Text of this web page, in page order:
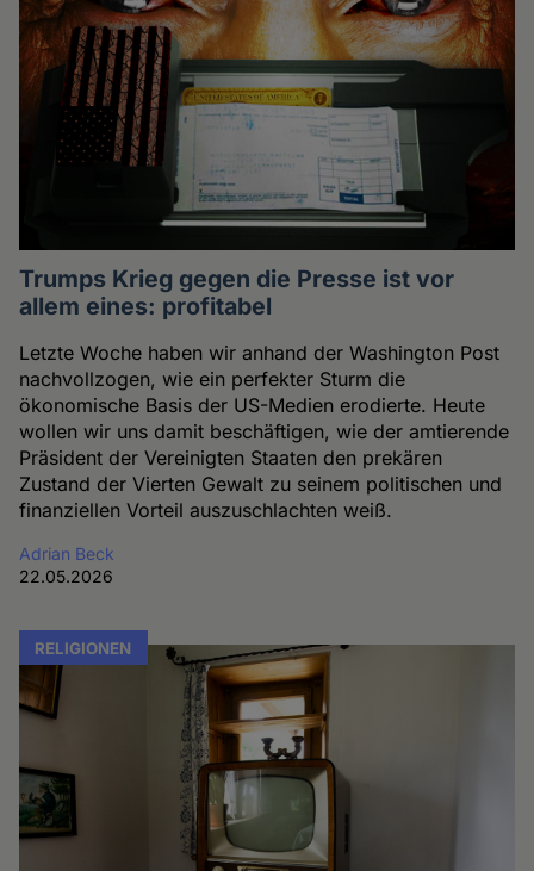
Trumps Krieg gegen die Presse ist vor
allem eines: profitabel
Letzte Woche haben wir anhand der Washington Post
nachvollzogen, wie ein perfekter Sturm die
ökonomische Basis der US-Medien erodierte. Heute
wollen wir uns damit beschäftigen, wie der amtierende
Präsident der Vereinigten Staaten den prekären
Zustand der Vierten Gewalt zu seinem politischen und
finanziellen Vorteil auszuschlachten weiß.
Adrian Beck
22.05.2026
RELIGIONEN